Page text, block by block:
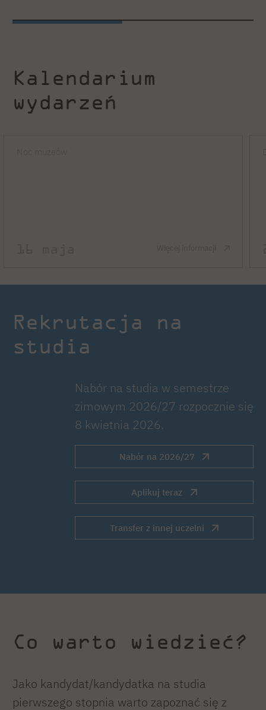
Kalendarium
wydarzeń
Rekrutacja na
studia
Nabór na studia w semestrze
zimowym 2026/27 rozpocznie się
8 kwietnia 2026.
Nabór na 2026/27
Aplikuj teraz
Transfer z innej uczelni
Co warto wiedzieć?
Jako kandydat/kandydatka na studia
pierwszego stopnia warto zapoznać się z